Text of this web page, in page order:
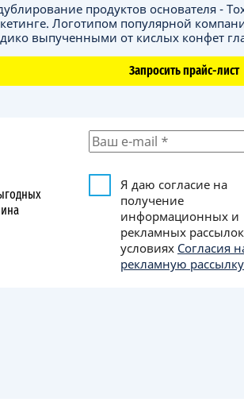
продуктов основателя -
Логотипом популярной
выпученными от кислых конфет
Запросить прайс-лист
Я даю согласие на
получение
информационных и
рекламных
условиях Согласия
рекламную рассылку